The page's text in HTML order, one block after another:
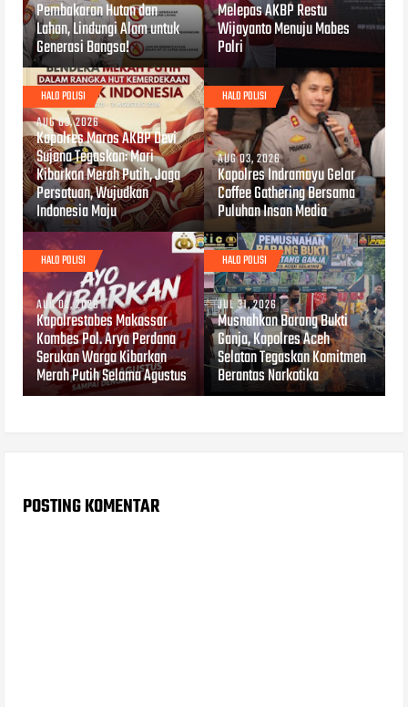
Pembakaran Hutan dan
Lahan, Lindungi Alam untuk
Generasi Bangsa!
Melepas AKBP Restu
Wijayanto Menuju Mabes
Polri
HALO POLISI
AUG 03, 2026
Kapolres Maros AKBP Devi
Sujana Tegaskan: Mari
Kibarkan Merah Putih, Jaga
Persatuan, Wujudkan
Indonesia Maju
HALO POLISI
AUG 03, 2026
Kapolres Indramayu Gelar
Coffee Gathering Bersama
Puluhan Insan Media
HALO POLISI
AUG 02, 2026
Kapolrestabes Makassar
Kombes Pol. Arya Perdana
Serukan Warga Kibarkan
Merah Putih Selama Agustus
HALO POLISI
JUL 31, 2026
Musnahkan Barang Bukti
Ganja, Kapolres Aceh
Selatan Tegaskan Komitmen
Berantas Narkotika
POSTING KOMENTAR